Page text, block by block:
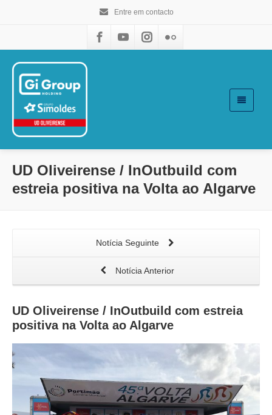
Entre em contacto
UD Oliveirense / InOutbuild com
estreia positiva na Volta ao Algarve
Notícia Seguinte
Notícia Anterior
UD Oliveirense / InOutbuild com estreia
positiva na Volta ao Algarve